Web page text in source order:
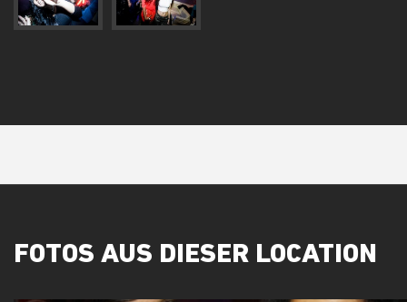
FOTOS AUS DIESER LOCATION